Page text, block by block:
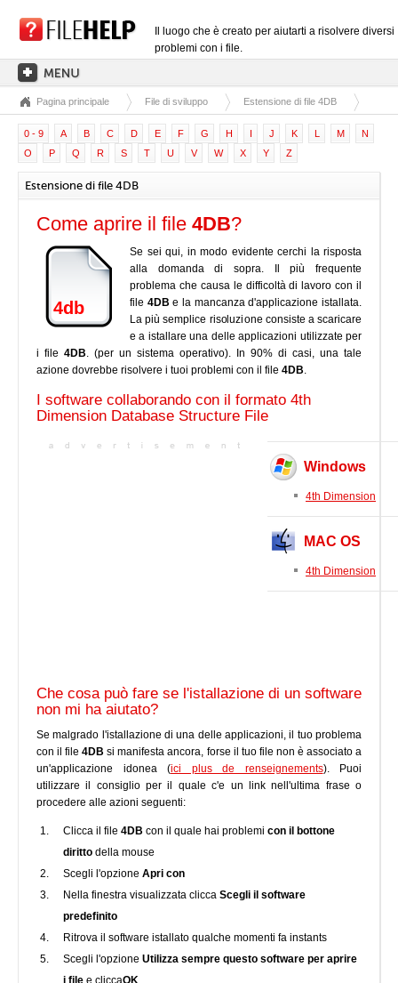
Il luogo che è creato per aiutarti a risolvere diversi
problemi con i file.
PAGINA PRINCIPALE
CATEGORIE DELLE ESTENSIONI
CATEGORIE DEI DRIVER
FILE DLL
CONVERSIONI DI FILE
SOFTWARE
Pagina principale File di sviluppo Estensione di file 4DB
0 - 9 A B C D E F G H I J K L M
N
O
P Q R S T U V W X Y Z
Estensione di file 4DB
Come aprire il file 4DB?
4db
Se sei qui, in modo evidente cerchi la risposta
alla domanda di sopra. Il più frequente
problema che causa le difficoltà di lavoro con il
file 4DB e la mancanza d'applicazione istallata.
La più semplice risoluzione consiste a scaricare
e a istallare una delle applicazioni utilizzate per
i file 4DB. (per un sistema operativo). In 90% di casi, una tale
azione dovrebbe risolvere i tuoi problemi con il file 4DB.
I software collaborando con il formato 4th
Dimension Database Structure File
Windows
4th Dimension
MAC OS
4th Dimension
Che cosa può fare se l'istallazione di un software
non mi ha aiutato?
Se malgrado l'istallazione di una delle applicazioni, il tuo problema
con il file4DB si manifesta ancora, forse il tuo file non è associato a
un'applicazione idonea (ici plus de renseignements). Puoi
utilizzare il consiglio per il quale c'e un link nell'ultima frase o
procedere alle azioni seguenti:
Clicca il file 4DB con il quale hai problemi con il bottone
diritto della mouse
Scegli l'opzione Apri con
Nella finestra visualizzata clicca Scegli il software
predefinito
Ritrova il software istallato qualche momenti fa instants
Scegli l'opzione Utilizza sempre questo software per aprire
i file e cliccaOK